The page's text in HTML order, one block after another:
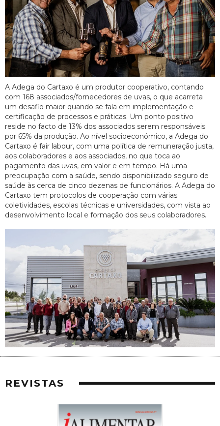
A Adega do Cartaxo é um produtor cooperativo, contando
com 168 associados/fornecedores de uvas, o que acarreta
um desafio maior quando se fala em implementação e
certificação de processos e práticas. Um ponto positivo
reside no facto de 13% dos associados serem responsáveis
por 65% da produção. Ao nível socioeconómico, a Adega do
Cartaxo é fair labour, com uma política de remuneração justa,
aos colaboradores e aos associados, no que toca ao
pagamento das uvas, em valor e em tempo. Há uma
preocupação com a saúde, sendo disponibilizado seguro de
saúde às cerca de cinco dezenas de funcionários. A Adega do
Cartaxo tem protocolos de cooperação com várias
coletividades, escolas técnicas e universidades, com vista ao
desenvolvimento local e formação dos seus colaboradores.
REVISTAS